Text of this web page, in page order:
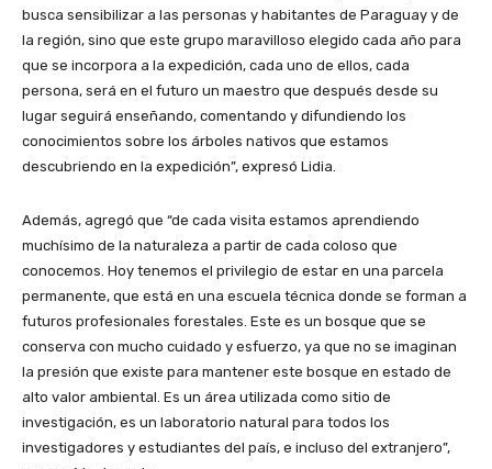
busca sensibilizar a las personas y habitantes de Paraguay y de
la región, sino que este grupo maravilloso elegido cada año para
que se incorpora a la expedición, cada uno de ellos, cada
persona, será en el futuro un maestro que después desde su
lugar seguirá enseñando, comentando y difundiendo los
conocimientos sobre los árboles nativos que estamos
descubriendo en la expedición”, expresó Lidia.
Además, agregó que “de cada visita estamos aprendiendo
muchísimo de la naturaleza a partir de cada coloso que
conocemos. Hoy tenemos el privilegio de estar en una parcela
permanente, que está en una escuela técnica donde se forman a
futuros profesionales forestales. Este es un bosque que se
conserva con mucho cuidado y esfuerzo, ya que no se imaginan
la presión que existe para mantener este bosque en estado de
alto valor ambiental. Es un área utilizada como sitio de
investigación, es un laboratorio natural para todos los
investigadores y estudiantes del país, e incluso del extranjero”,